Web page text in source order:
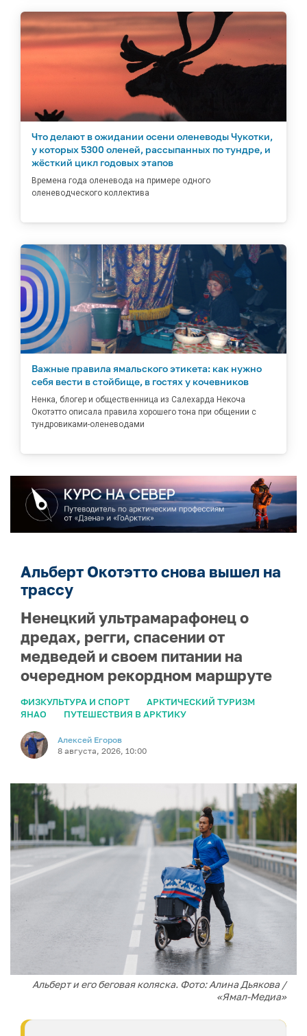
Что делают в ожидании осени оленеводы Чукотки,
у которых 5300 оленей, рассыпанных по тундре, и
жёсткий цикл годовых этапов
Времена года оленевода на примере одного
оленеводческого коллектива
Важные правила ямальского этикета: как нужно
себя вести в стойбище, в гостях у кочевников
Ненка, блогер и общественница из Салехарда Некоча
Окотэтто описала правила хорошего тона при общении с
тундровиками-оленеводами
Альберт Окотэтто снова вышел на
трассу
Ненецкий ультрамарафонец о
дредах, регги, спасении от
медведей и своем питании на
очередном рекордном маршруте
ФИЗКУЛЬТУРА И СПОРТ
АРКТИЧЕСКИЙ ТУРИЗМ
ЯНАО
ПУТЕШЕСТВИЯ В АРКТИКУ
Алексей Егоров
8 августа, 2026, 10:00
Альберт и его беговая коляска. Фото: Алина Дьякова /
«Ямал-Медиа»